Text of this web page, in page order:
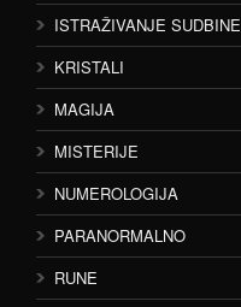
ISTRAŽIVANJE SUDBINE
KRISTALI
MAGIJA
MISTERIJE
NUMEROLOGIJA
PARANORMALNO
RUNE